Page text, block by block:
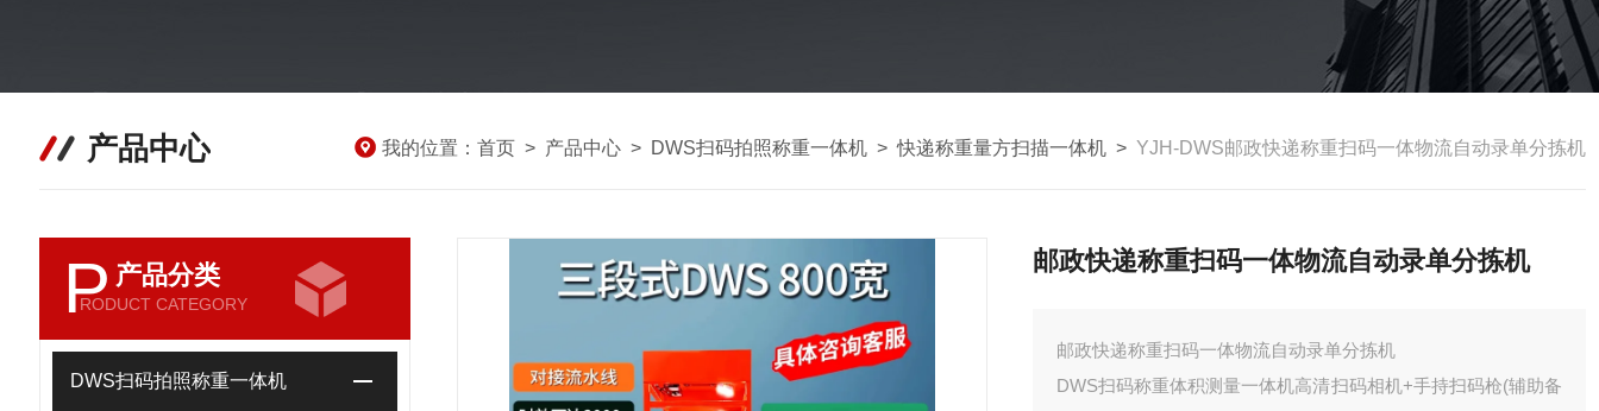
产品中心 我的位置： 首页 > 产品中心 > DWS扫码拍照称重一体机 >快递称重量方扫描一体机 > YJH-DWS邮政快递称重扫码一体物流自动录单分拣机
P 产品分类
RODUCT CATEGORY
DWS扫码拍照称重一体机
邮政快递称重扫码一体物流自动录单分拣机
邮政快递称重扫码一体物流自动录单分拣机
DWS扫码称重体积测量一体机高清扫码相机+手持扫码枪(辅助备